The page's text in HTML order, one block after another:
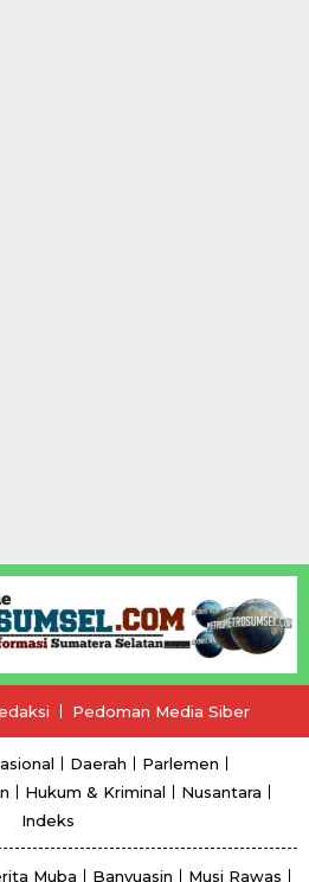
Pedoman Media Siber
Daerah
Parlemen
Hukum & Kriminal
Nusantara
Indeks
Muba Banyuasin Musi Rawas